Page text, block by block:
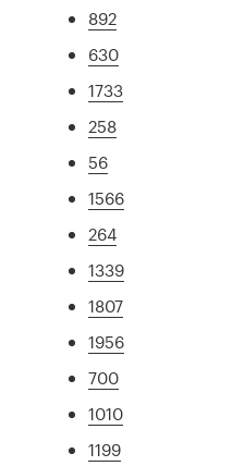
892
630
1733
258
56
1566
264
1339
1807
1956
700
1010
1199